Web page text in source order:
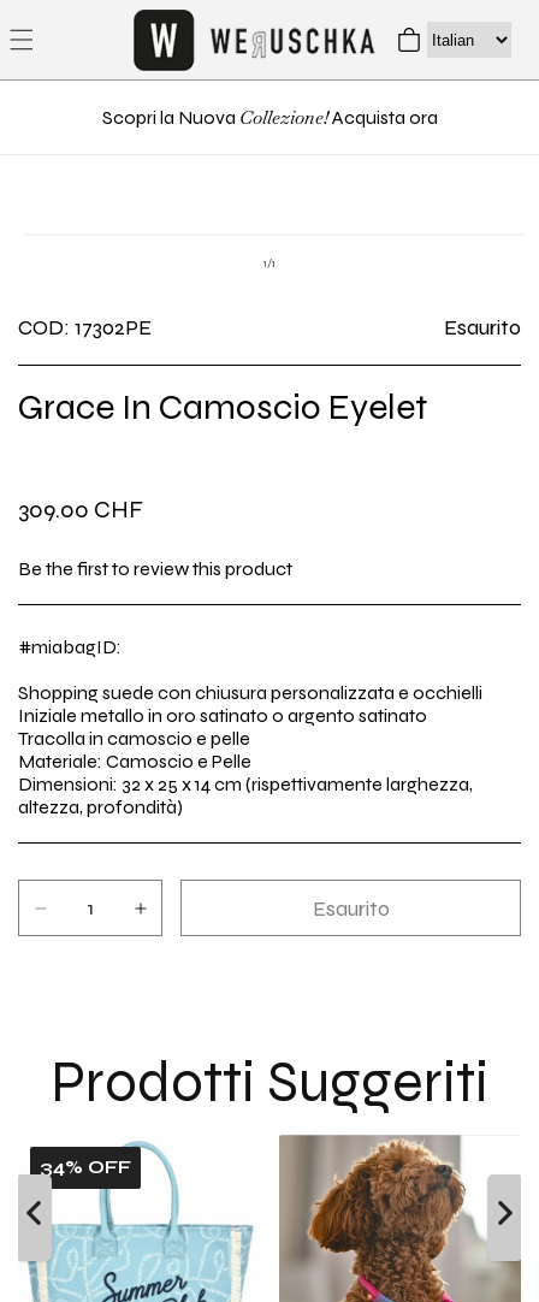
direttamente
Carrello
Scopri la Nuova Collezione!Acquista ora
in
finestra
1/su1
COD: 17302PE Esaurito
Grace In Camoscio Eyelet
Prezzo
di
listino
309.00 CHF
Be the first to review this product
#miabagID:
Shopping suede con chiusura personalizzata e occhielli
Iniziale metallo in oro satinato o argento satinato
Tracolla in camoscio e pelle
Materiale: Camoscio e Pelle
Dimensioni: 32 x 25 x 14 cm (rispettivamente larghezza,
altezza, profondità)
Esaurito
Diminuisci
eyelet
Aumenta
eyelet
Prodotti Suggeriti
34% OFF